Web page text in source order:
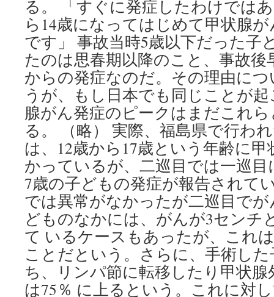
る。 「すぐに発症したわけでは
ら14歳になってはじめて甲状腺
です」 事故当時5歳以下だった子
たのは思春期以降のこと、事故後
からの発症なのだ。その理由に
うが、もし日本でも同じことが
腺がん発症のピークはまだこれ
る。 （略） 実際、福島県で行わ
は、12歳から17歳という年齢に
かっているが、二巡目では一巡
7歳の子どもの発症が報告されて
では異常がなかったが二巡目で
どものなかには、がんが3センチ
て いるケースもあったが、これ
ことだという。さらに、手術し
ち、リンパ節に転移したり甲状
は75％ に上るという。これに対